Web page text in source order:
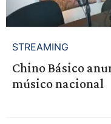
STREAMING
Chino Básico
músico nacional